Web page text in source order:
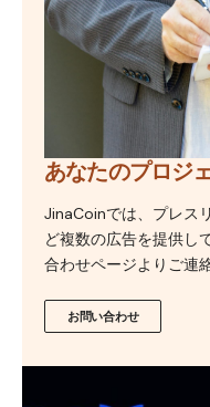
あなたのプロジ
JinaCoinでは、プレス
ど複数の広告を提供し
合わせページよりご連
お問い合わせ